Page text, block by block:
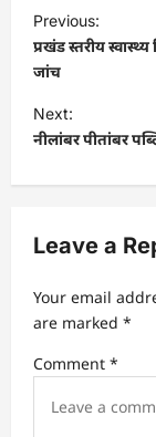
P
o
s
t
n
a
i
a
t
i
Previous:
प्रखंड स्तरीय
जांच
Next:
नीलांबर पीतांबर
Leave a
Your email
are marked *
Comment *